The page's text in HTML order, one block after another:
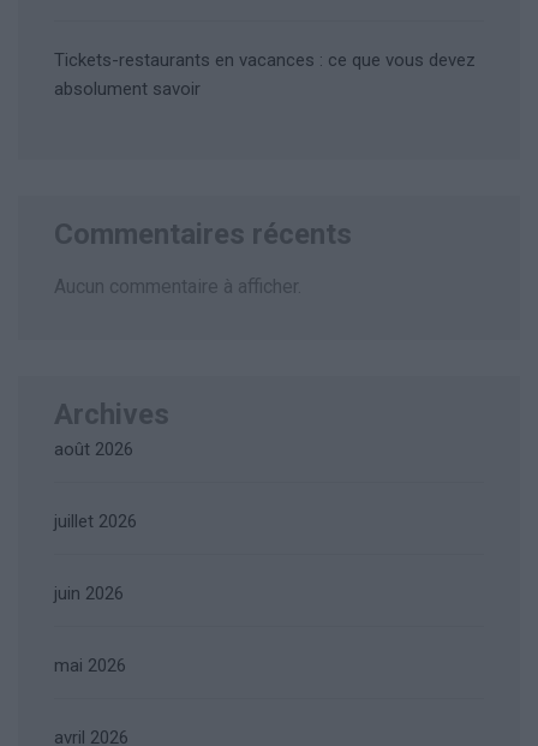
Tickets-restaurants en vacances : ce que vous devez
absolument savoir
Commentaires récents
Aucun commentaire à afficher.
Archives
août 2026
juillet 2026
juin 2026
mai 2026
avril 2026